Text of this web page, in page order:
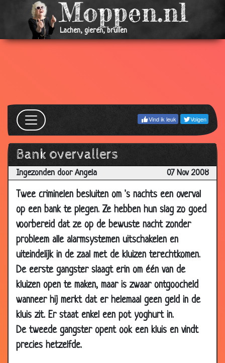
Lachen, gieren, brullen
Vind ik leuk Volgen
Bank overvallers
Ingezonden door Angela 07 Nov 2008
Twee criminelen besluiten om 's nachts een overval
op een bank te plegen. Ze hebben hun slag zo goed
voorbereid dat ze op de bewuste nacht zonder
probleem alle alarmsystemen uitschakelen en
uiteindelijk in de zaal met de kluizen terechtkomen.
De eerste gangster slaagt erin om één van de
kluizen open te maken, maar is zwaar ontgoocheld
wanneer hij merkt dat er helemaal geen geld in de
kluis zit. Er staat enkel een pot yoghurt in.
De tweede gangster opent ook een kluis en vindt
precies hetzelfde.
Mar
2009
Patatje
18
Betrapt! 2.88
05
Mar
Muziek van de boom 3.18
02
Mar
2009
Met pensioen
01
Mar
2009
Ooievaars 2.76
27 Feb
2009
Oorzaak bekend!
08 Feb
2009
Luciferdoosje
02 Feb
2009
W.C. bril 2.57
31 Jan
2009
De Vijfhonderd-euro Vraag 3.27